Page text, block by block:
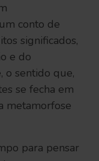
conto de
significados,
e do
o sentido que,
se fecha em
metamorfose
para pensar